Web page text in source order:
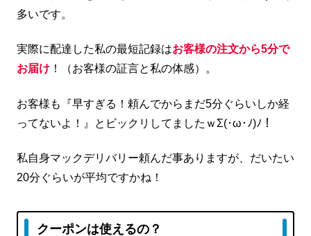
多いです。
実際に配達した私の最短記録はお客様の注文から5分で
お届け ！（お客様の証言と私の体感）。
お客様も『早すぎる！頼んでからまだ5分ぐらいしか経
ってないよ！』とビックリしてましたｗΣ(･ω･ﾉ)ﾉ！
私自身マックデリバリー頼んだ事ありますが、だいたい
20分ぐらいが平均ですかね！
クーポンは使えるの？